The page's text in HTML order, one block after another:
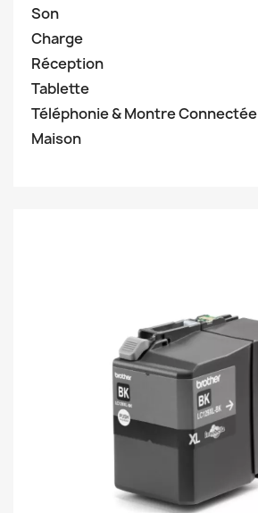
Son
Charge
Réception
Tablette
Téléphonie & Montre Connectée
Maison